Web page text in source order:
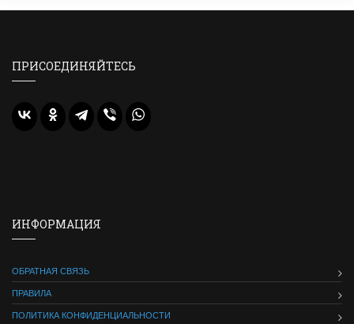
ПРИСОЕДИНЯЙТЕСЬ
ИНФОРМАЦИЯ
ОБРАТНАЯ СВЯЗЬ
ПРАВИЛА
ПОЛИТИКА КОНФИДЕНЦИАЛЬНОСТИ